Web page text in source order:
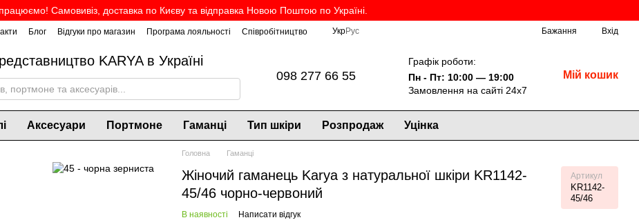
Самовивіз, доставка по Києву та відправка Новою Поштою по Україні.
Блог Відгуки про магазин Програма лояльності Співробітництво УкрРус Бажання Вхід
KARYA в Україні
098 277 66 55
Графік роботи:
Пн - Пт: 10:00 — 19:00
Замовлення на сайті 24х7
Мій кошик
Аксесуари Портмоне Гаманці Тип шкіри Розпродаж Уцінка
Головна Гаманці
Жіночий гаманець Karya з натуральної шкіри KR1142-
45/46 чорно-червоний
Артикул
KR1142-
45/46
В наявності Написати відгук